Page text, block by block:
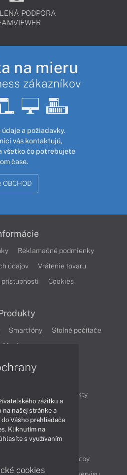
PODPORA
na mieru
zákazníkov
a požiadavky.
vás kontaktujú,
všetko čo potrebujete
čase.
Reklamačné podmienky
údajov
Vrátenie tovaru
prístupnosti
Cookies
Smartfóny
Stolné počítače
Monitory
Produkty
Videá
Obsah
Možnosti doručenia a platby
zážitku a
našej stránke a
Vášho prehliadača
Kliknutím na
s využívaním
cookies